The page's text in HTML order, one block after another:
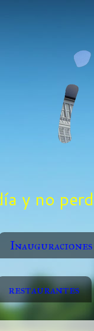
y no
Inauguraciones
restaurantes